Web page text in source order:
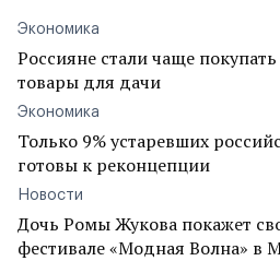
Экономика
Россияне стали чаще
товары для дачи
Экономика
Только 9% устаревших
готовы к реконцепции
Новости
Дочь Ромы Жукова покажет
фестивале «Модная Волна» в